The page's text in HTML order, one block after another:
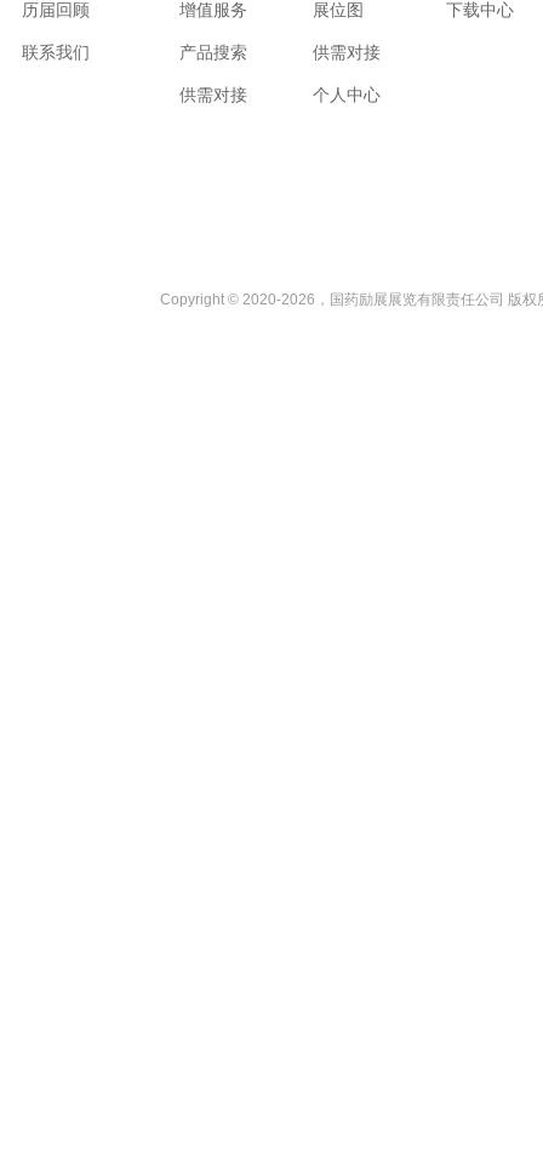
历届回顾
联系我们
增值服务
产品搜索
供需对接
展位图
供需对接
个人中心
下载中心
Copyright © 2020-2026，国药励展展览有限责任公司 版权